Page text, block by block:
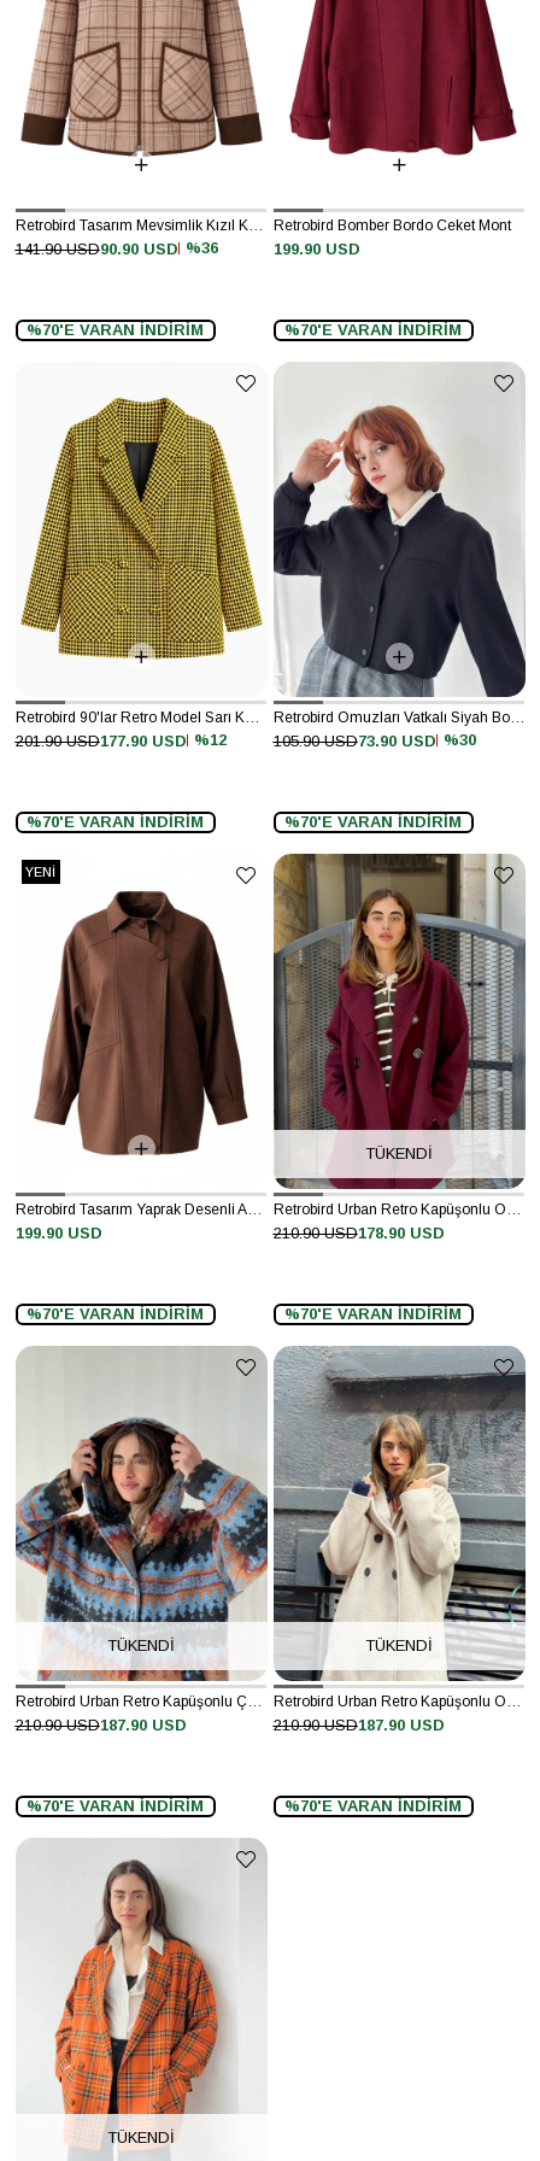
%36
90.90 USD
141.90 USD
%70'E VARAN İNDİRİM
Retrobird Bomber Bordo Ceket Mont
199.90 USD
%70'E VARAN İNDİRİM
%12
177.90 USD
201.90 USD
%70'E VARAN İNDİRİM
Retrobird Omuzları Vatkalı Siyah Bomber Kısa Ceket
%30
73.90 USD
105.90 USD
%70'E VARAN İNDİRİM
Retrobird Tasarım Yaprak Desenli Açık Kahve Bomber Ceket Mont
199.90 USD
%70'E VARAN İNDİRİM
YENI
TÜKENDI
178.90 USD
210.90 USD
%70'E VARAN İNDİRİM
TÜKENDI
187.90 USD
210.90 USD
%70'E VARAN İNDİRİM
TÜKENDI
187.90 USD
210.90 USD
%70'E VARAN İNDİRİM
TÜKENDI